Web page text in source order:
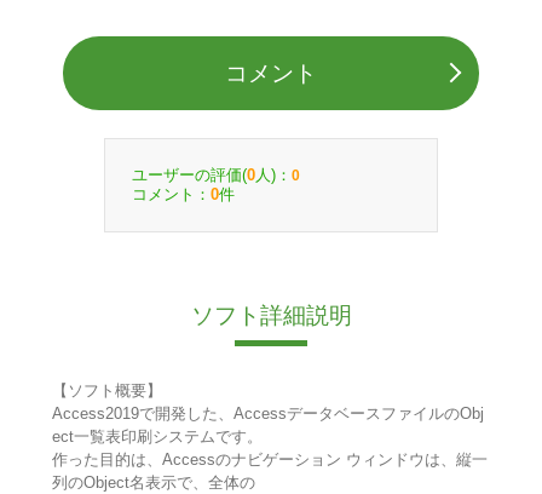
コメント
ユーザーの評価(0 人)： 0
コメント： 0件
ソフト詳細説明
【ソフト概要】
Access2019で開発した、AccessデータベースファイルのObj
ect一覧表印刷システムです。
作った目的は、Accessのナビゲーション ウィンドウは、縦一
列のObject名表示で、全体の